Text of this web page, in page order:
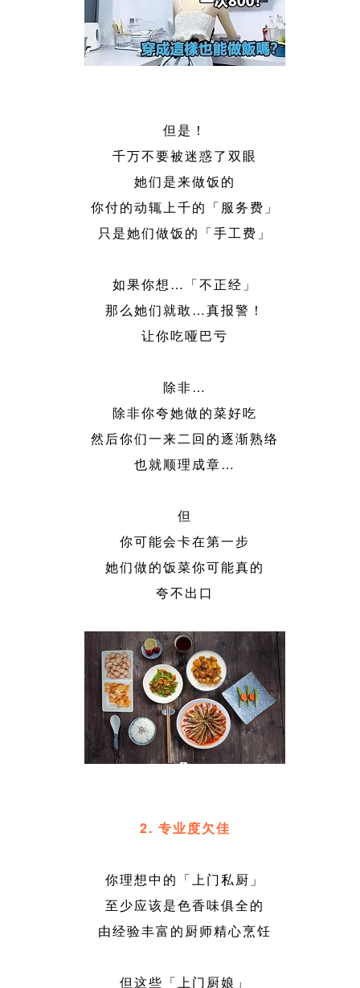
但是！
千万不要被迷惑了双眼
她们是来做饭的
你付的动辄上千的「服务费」
只是她们做饭的「手工费」
如果你想…「不正经」
那么她们就敢…真报警！
让你吃哑巴亏
除非…
除非你夸她做的菜好吃
然后你们一来二回的逐渐熟络
也就顺理成章…
但
你可能会卡在第一步
她们做的饭菜你可能真的
夸不出口
2. 专业度欠佳
你理想中的「上门私厨」
至少应该是色香味俱全的
由经验丰富的厨师精心烹饪
但这些「上门厨娘」